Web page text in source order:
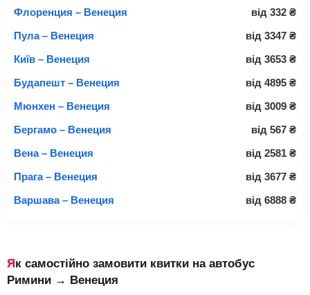
Флоренция – Венеция
від 332 ₴
Пула – Венеция
від 3347 ₴
Київ – Венеция
від 3653 ₴
Будапешт – Венеция
від 4895 ₴
Мюнхен – Венеция
від 3009 ₴
Бергамо – Венеция
від 567 ₴
Вена – Венеция
від 2581 ₴
Прага – Венеция
від 3677 ₴
Варшава – Венеция
від 6888 ₴
Як самостійно замовити квитки на автобус
Римини → Венеция